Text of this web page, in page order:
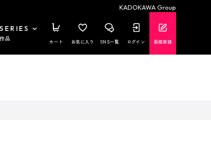
KADOKAWA Group
SERIES
作品 カート お気に入り SNS一覧 ログイン 新規登録